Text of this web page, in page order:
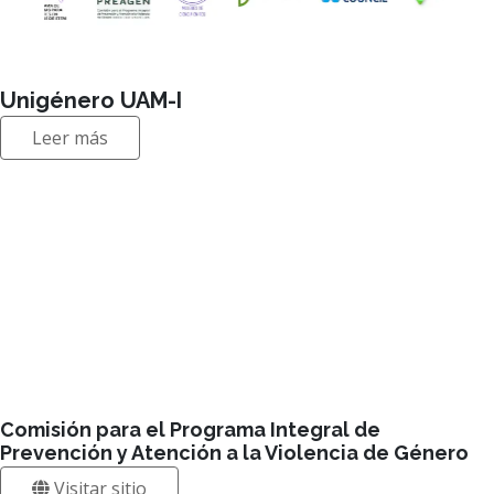
Unigénero UAM-I
Leer más
Comisión para el Programa Integral de
Prevención y Atención a la Violencia de Género